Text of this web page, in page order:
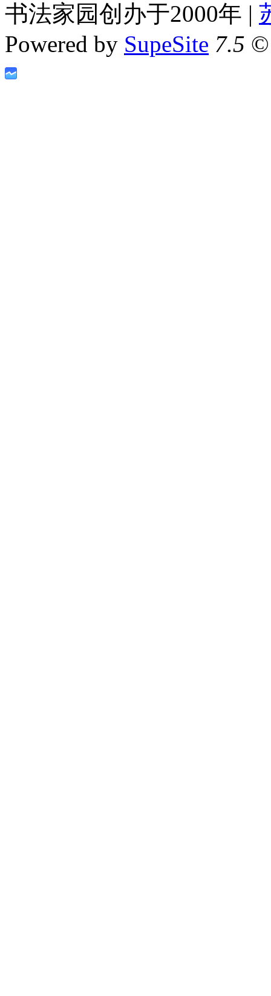
书法家园创办于2000年 |
Powered by SupeSite 7.5 ©